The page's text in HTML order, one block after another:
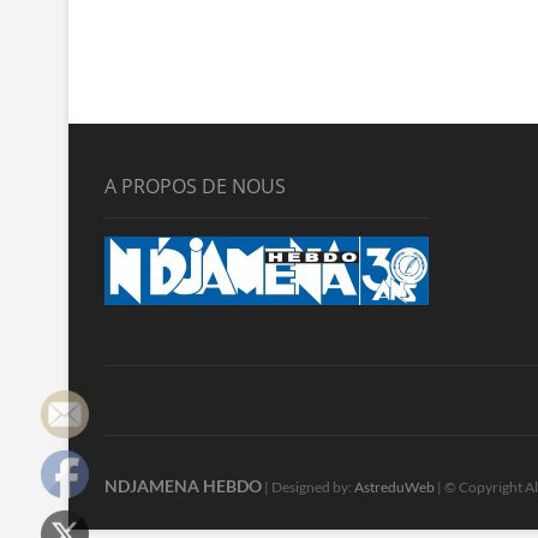
A PROPOS DE NOUS
NDJAMENA HEBDO | Designed by: AstreduWeb | © Copyright